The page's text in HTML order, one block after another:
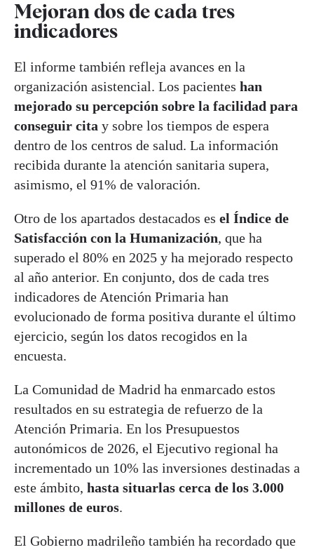
Mejoran dos de cada tres
indicadores
El informe también refleja avances en la
organización asistencial. Los pacientes han
mejorado su percepción sobre la facilidad para
conseguir cita y sobre los tiempos de espera
dentro de los centros de salud. La información
recibida durante la atención sanitaria supera,
asimismo, el 91% de valoración.
Otro de los apartados destacados es el Índice de
Satisfacción con la Humanización, que ha
superado el 80% en 2025 y ha mejorado respecto
al año anterior. En conjunto, dos de cada tres
indicadores de Atención Primaria han
evolucionado de forma positiva durante el último
ejercicio, según los datos recogidos en la
encuesta.
La Comunidad de Madrid ha enmarcado estos
resultados en su estrategia de refuerzo de la
Atención Primaria. En los Presupuestos
autonómicos de 2026, el Ejecutivo regional ha
incrementado un 10% las inversiones destinadas a
este ámbito, hasta situarlas cerca de los 3.000
millones de euros.
El Gobierno madrileño también ha recordado que